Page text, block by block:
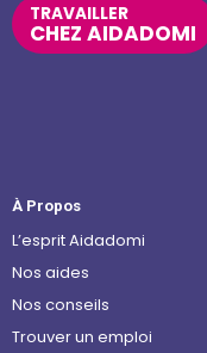
TRAVAILLER
CHEZ AIDADOMI
À Propos
L’esprit Aidadomi
Nos aides
Nos conseils
Trouver un emploi